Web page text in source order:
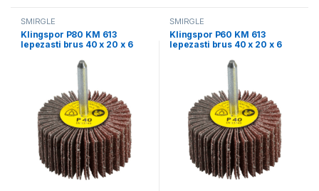
ŠMIRGLE
Klingspor P80 KM 613
lepezasti brus 40 x 20 x 6
ŠMIRGLE
Klingspor P60 KM 613
lepezasti brus 40 x 20 x 6